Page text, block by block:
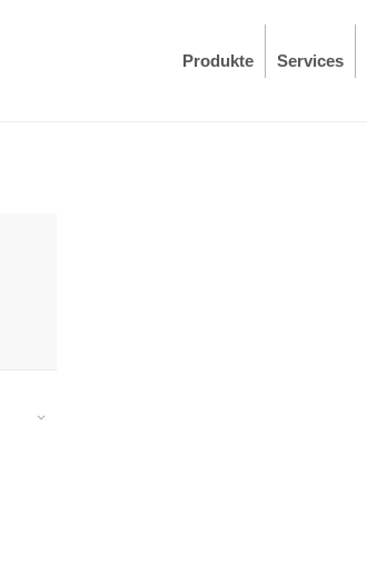
Produkte Services